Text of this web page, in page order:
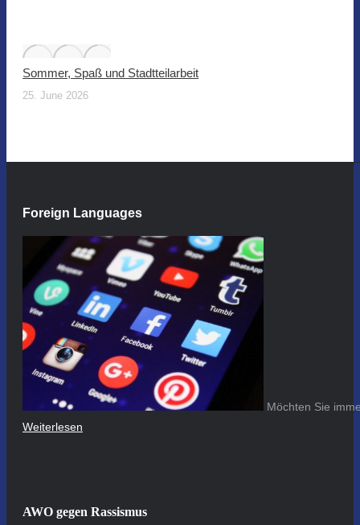
Sommer, Spaß und Stadtteilarbeit
25. June 2026
Foreign Languages
Möchten Sie
Weiterlesen
AWO gegen Rassismus